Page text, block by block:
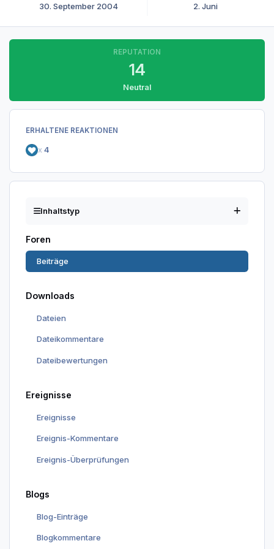
30. September 2004
2. Juni
REPUTATION
14
Neutral
ERHALTENE REAKTIONEN
x 4
Inhaltstyp
Foren
Beiträge
Downloads
Dateien
Dateikommentare
Dateibewertungen
Ereignisse
Ereignisse
Ereignis-Kommentare
Ereignis-Überprüfungen
Blogs
Blog-Einträge
Blogkommentare